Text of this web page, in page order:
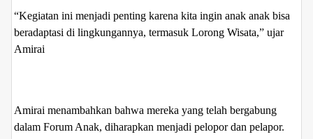
“Kegiatan ini menjadi penting karena kita ingin anak anak bisa
beradaptasi di lingkungannya, termasuk Lorong Wisata,” ujar
Amirai
Amirai menambahkan bahwa mereka yang telah bergabung
dalam Forum Anak, diharapkan menjadi pelopor dan pelapor.